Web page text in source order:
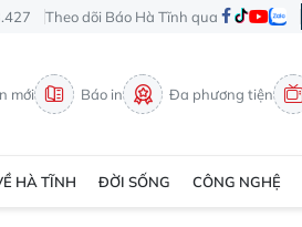
Theo dõi Báo Hà Tĩnh qua
mới Báo in Đa phương tiện
HÀ TĨNH ĐỜI SỐNG CÔNG NGHỆ